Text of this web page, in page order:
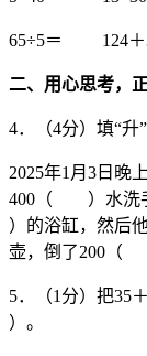
65÷5＝ 124
二、用心思考，
4．（4分）填“升”
2025年1月3日晚
400（ ）水洗
）的浴缸，然后
壶，倒了200（
5．（1分）把35
）。